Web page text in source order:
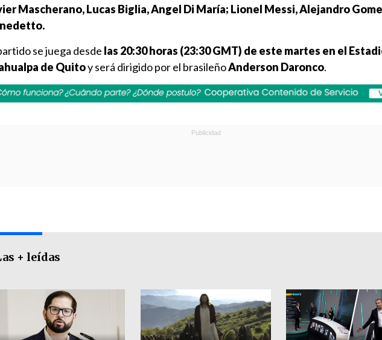
Mascherano, Lucas Biglia, Angel Di María; Lionel Messi, Alejandro
se juega desde las 20:30 horas (23:30 GMT) de este martes en el
de Quitoy será dirigido por el brasileñoAnderson Daronco.
+ leídas